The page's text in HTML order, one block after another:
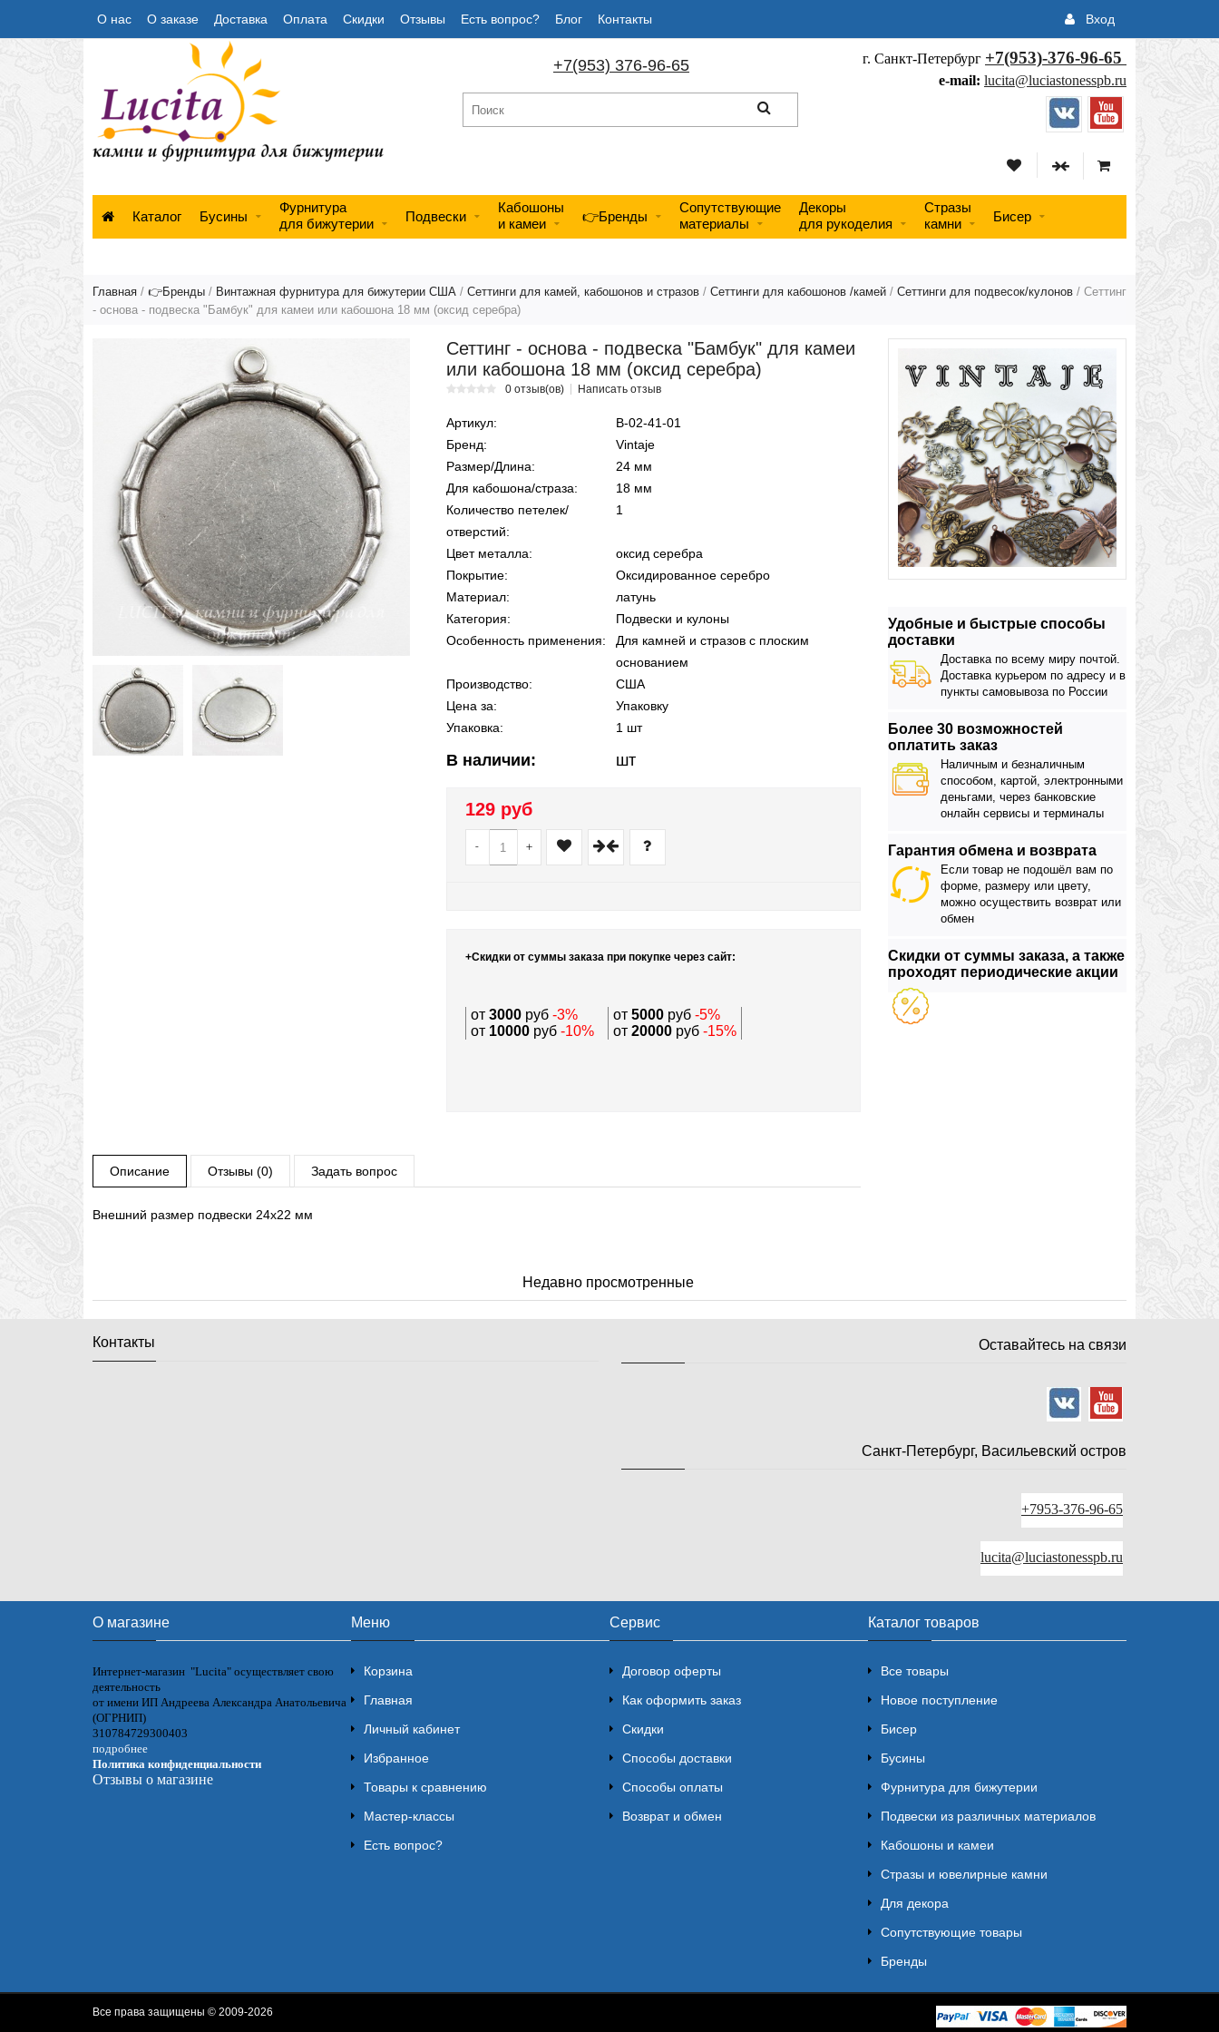
О нас О заказе Доставка Оплата Скидки Отзывы Есть вопрос? Блог Контакты Вход
г. Санкт-Петербург +7(953)-376-96-65
e-mail: lucita@luciastonesspb.ru
+7(953) 376-96-65
Каталог Бусины
Фурнитура
для бижутерии
Подвески
Кабошоны
и камеи
👉Бренды
Сопутствующие
материалы
Декоры
для рукоделия
Стразы
камни
Бисер
Главная / 👉Бренды / Винтажная фурнитура для бижутерии США / Сеттинги для камей, кабошонов и стразов / Сеттинги для кабошонов /камей / Сеттинги для подвесок/кулонов / Сеттинг
- основа - подвеска "Бамбук" для камеи или кабошона 18 мм (оксид серебра)
Удобные и быстрые способы
доставки
Доставка по всему миру почтой.
Доставка курьером по адресу и в
пункты самовывоза по России
Более 30 возможностей
оплатить заказ
Наличным и безналичным
способом, картой, электронными
деньгами, через банковские
онлайн сервисы и терминалы
Гарантия обмена и возврата
Если товар не подошёл вам по
форме, размеру или цвету,
можно осуществить возврат или
обмен
Скидки от суммы заказа, а также
проходят периодические акции
Сеттинг - основа - подвеска "Бамбук" для камеи
или кабошона 18 мм (оксид серебра)
0 отзыв(ов) Написать отзыв
Артикул:
В-02-41-01
Бренд:
Vintaje
Размер/Длина:
24 мм
Для кабошона/страза:
18 мм
Количество петелек/
отверстий:
1
Цвет металла:
оксид серебра
Покрытие:
Оксидированное серебро
Материал:
латунь
Категория:
Подвески и кулоны
Особенность применения:
Для камней и стразов с плоским
основанием
Производство:
США
Цена за:
Упаковку
Упаковка:
1 шт
В наличии: шт
129 руб
- +
+Скидки от суммы заказа при покупке через сайт:
от3000руб -3% от 5000руб-5%
от 10000руб -10% от 20000руб -15%
Описание Отзывы (0) Задать вопрос
Внешний размер подвески 24х22 мм
Недавно просмотренные
Контакты Оставайтесь на связи
Санкт-Петербург, Васильевский остров
+7953-376-96-65
lucita@luciastonesspb.ru
О магазине
Интернет-магазин "Lucita" осуществляет свою
деятельность
от имени ИП Андреева Александра Анатольевича
(ОГРНИП)
310784729300403
подробнее
Политика конфиденциальности
Отзывы о магазине
Меню
Корзина
Главная
Личный кабинет
Избранное
Товары к сравнению
Мастер-классы
Есть вопрос?
Сервис
Договор оферты
Как оформить заказ
Скидки
Способы доставки
Способы оплаты
Возврат и обмен
Каталог товаров
Все товары
Новое поступление
Бисер
Бусины
Фурнитура для бижутерии
Подвески из различных материалов
Кабошоны и камеи
Стразы и ювелирные камни
Для декора
Сопутствующие товары
Бренды
Все права защищены © 2009-2026